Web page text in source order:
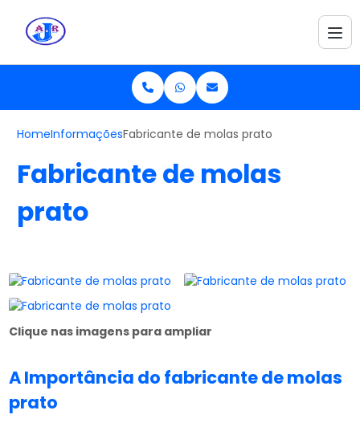
HomeInformaçõesFabricante de molas prato
Fabricante de molas
prato
Clique nas imagens para ampliar
A Importância do fabricante de molas
prato